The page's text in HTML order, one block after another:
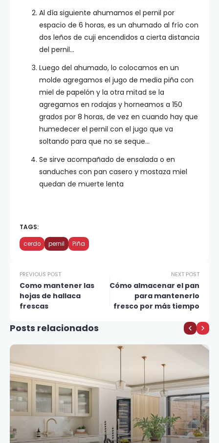
Al día siguiente ahumamos el pernil por
espacio de 6 horas, es un ahumado al frío con
dos leños de cuji encendidos a cierta distancia
del pernil…
Luego del ahumado, lo colocamos en un
molde agregamos el jugo de media piña con
miel de papelón y la otra mitad se la
agregamos en rodajas y horneamos a 150
grados por 8 horas, de vez en cuando hay que
humedecer el pernil con el jugo que va
soltando para que no se seque…
Se sirve acompañado de ensalada o en
sanduches con pan casero y mostaza miel
quedan de muerte lenta
TAGS:
cerdo pernil Piña
PREVIOUS POST
Como mantener las
hojas de hallaca
frescas
NEXT POST
Cómo almacenar el pan
para mantenerlo
fresco por más tiempo
Posts relacionados